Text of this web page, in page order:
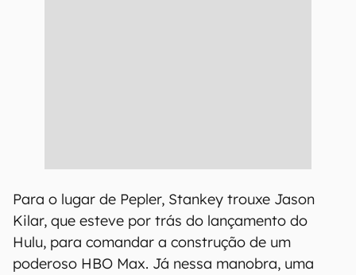
Para o lugar de Pepler, Stankey trouxe Jason
Kilar, que esteve por trás do lançamento do
Hulu, para comandar a construção de um
poderoso HBO Max. Já nessa manobra, uma